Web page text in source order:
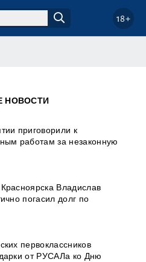
18+
НОВОСТИ
приговорили к
работам за незаконную
Владислав
погасил долг по
первоклассников
от РУСАЛа ко Дню